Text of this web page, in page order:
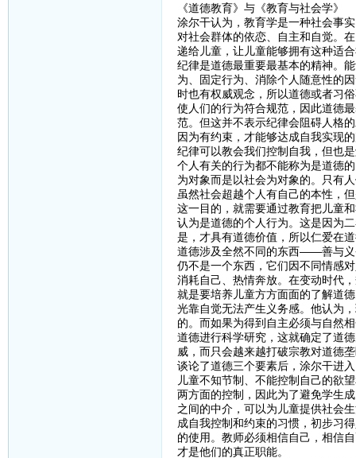
《道德教育》与《教育与社会学》
涂尔干认为，教育学是一种社会事
对社会群体的依恋、自主和自觉。
递给儿童，让儿童能够拥有这种适
纪律是道德最重要最基本的精神。
为、固定行为、消除个人随意性的
时也有权威观念，所以道德或者习
使人们的行为符合规范，因此道德
范。但这并不表示纪律会阻碍人格
因为有约束，才能够达成自我实现
纪律可以教会我们控制自我，但也
个人有关的行为都不能称为是道德
为对象而是以社会为对象的。只有
虽然社会超越个人有自己的本性，
这一目的，就需要通过教育把儿童
认为是道德的个人行为。这是因为
是，才具有道德价值，所以仁爱在
道德涉及全然不同的东西——善与义
仍不是一个东西，它们因不同情感
消耗自己、热情奔放。在变动时代
就是要培养儿童方方面面的了解道
光靠自觉无法产生义务感。他认为
的。而如果为得到自主必须与自然
道德进行科学研究，这就确定了道
威，而只会越来越打破宗教对道德
谈论了道德三个要素后，涂尔干进
儿童不知节制、不能控制自己的欲
两方面的控制，因此为了避免学生
之间的中介，可以为儿童提供社会
成自我控制和约束的习惯，初步习
的使用。教师必须相信自己，相信
才是他们的真正职能。